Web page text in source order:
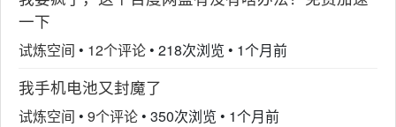
一下
试炼空间 • 12个评论 • 218次浏览 • 1个月前
我手机电池又封魔了
试炼空间 • 9个评论 • 350次浏览 • 1个月前